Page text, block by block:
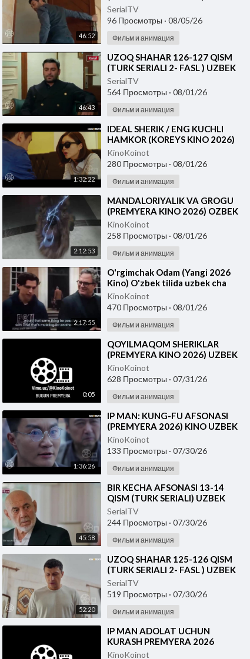
46:52
TILIDA
SerialTV
96 Просмотры · 08/05/26
Фильм и анимация
46:43
⁣UZOQ SHAHAR 126-127 QISM
(TURK SERIALI 2- FASL ) UZBEK
TILIDA
SerialTV
564 Просмотры · 08/01/26
Фильм и анимация
1:32:22
⁣IDEAL SHERIK / ENG KUCHLI
HAMKOR (KOREYS KINO 2026)
UZBEK TILIDA
KinoKoinot
280 Просмотры · 08/01/26
Фильм и анимация
2:12:53
⁣MANDALORIYALIK VA GROGU
(PREMYERA KINO 2026) OZBEK
TILIDA
KinoKoinot
258 Просмотры · 08/01/26
Фильм и анимация
2:17:55
⁣O'rgimchak Odam (Yangi 2026
Kino) O'zbek tilida uzbek cha
KinoKoinot
470 Просмотры · 08/01/26
Фильм и анимация
0:05
⁣QOYILMAQOM SHERIKLAR
(PREMYERA KINO 2026) UZBEK
TILIDA
KinoKoinot
628 Просмотры · 07/31/26
Фильм и анимация
1:36:26
⁣IP MAN: KUNG-FU AFSONASI
(PREMYERA 2026) KINO UZBEK
TILIDA - SKACHAT
KinoKoinot
133 Просмотры · 07/30/26
Фильм и анимация
45:58
⁣BIR KECHA AFSONASI 13-14
QISM (TURK SERIALI) UZBEK
TILIDA
SerialTV
244 Просмотры · 07/30/26
Фильм и анимация
52:20
⁣UZOQ SHAHAR 125-126 QISM
(TURK SERIALI 2- FASL ) UZBEK
TILIDA
SerialTV
519 Просмотры · 07/30/26
Фильм и анимация
⁣IP MAN ADOLAT UCHUN
KURASH PREMYERA 2026
UZBEK TILIDA
KinoKoinot